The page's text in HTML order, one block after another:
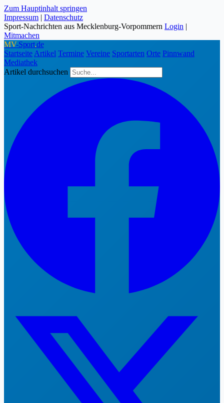
Zum Hauptinhalt springen
Impressum | Datenschutz
Sport-Nachrichten aus Mecklenburg-Vorpommern Login |
Mitmachen
MV-Sport.de
Startseite Artikel Termine Vereine Sportarten Orte Pinnwand
Mediathek
Artikel durchsuchen